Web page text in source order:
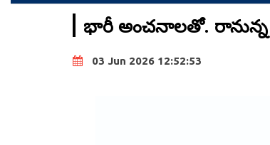
భారీ అంచనాలతో. రానున్న
03 Jun 2026 12:52:53